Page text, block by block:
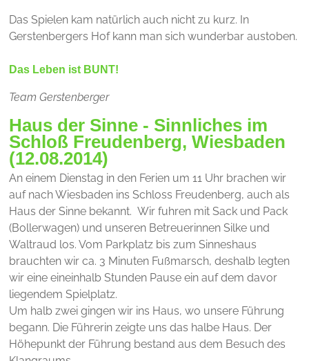
Das Spielen kam natürlich auch nicht zu kurz. In
Gerstenbergers Hof kann man sich wunderbar austoben.
Das Leben ist BUNT!
Team Gerstenberger
Haus der Sinne - Sinnliches im
Schloß Freudenberg, Wiesbaden
(12.08.2014)
An einem Dienstag in den Ferien um 11 Uhr brachen wir
auf nach Wiesbaden ins Schloss Freudenberg, auch als
Haus der Sinne bekannt. Wir fuhren mit Sack und Pack
(Bollerwagen) und unseren Betreuerinnen Silke und
Waltraud los. Vom Parkplatz bis zum Sinneshaus
brauchten wir ca. 3 Minuten Fußmarsch, deshalb legten
wir eine eineinhalb Stunden Pause ein auf dem davor
liegendem Spielplatz.
Um halb zwei gingen wir ins Haus, wo unsere Führung
begann. Die Führerin zeigte uns das halbe Haus. Der
Höhepunkt der Führung bestand aus dem Besuch des